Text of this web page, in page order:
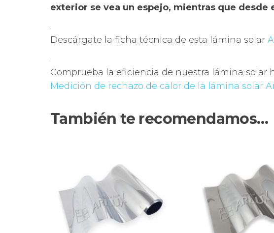
exterior se vea un espejo, mientras que
.
Descárgate la ficha técnica de esta lámina solar
.
Comprueba la eficiencia de nuestra lámina solar
Medición de rechazo de calor de la lámina solar
También te recomendamos…